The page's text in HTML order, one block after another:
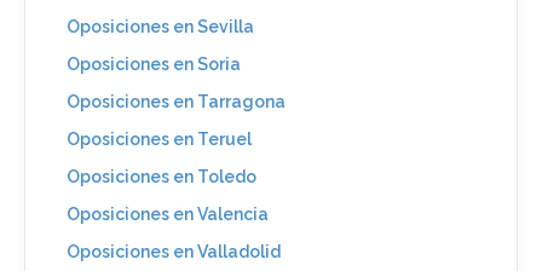
Oposiciones en Sevilla
Oposiciones en Soria
Oposiciones en Tarragona
Oposiciones en Teruel
Oposiciones en Toledo
Oposiciones en Valencia
Oposiciones en Valladolid